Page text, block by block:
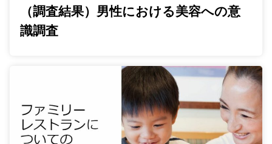
（調査結果）男性における美容への意
識調査